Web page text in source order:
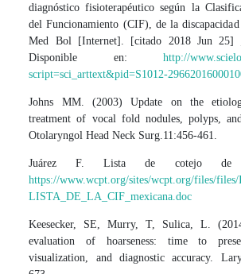
diagnóstico fisioterapéutico según la
del Funcionamiento (CIF), de la
Med Bol [Internet]. [citado 2018 Jun
Disponible en: http://
script=sci_arttext&pid=S1012-
Johns MM. (2003) Update on the
treatment of vocal fold nodules, polyps,
Otolaryngol Head Neck Surg.11:456-461.
Juárez F. Lista de cotejo
https://www.wcpt.org/sites/wcpt.org/files/
LISTA_DE_LA_CIF_mexicana.doc
Keesecker, SE, Murry, T, Sulica, L.
evaluation of hoarseness: time to
visualization, and diagnostic accuracy.